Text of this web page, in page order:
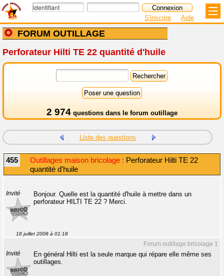
FORUM OUTILLAGE
S'inscrire Aide
Perforateur Hilti TE 22 quantité d'huile
2 974 questions dans le forum outillage
Liste des questions
455 Outillages maison bricolage : Perforateur Hilti TE 22
quantité d'huile
Invité
Bonjour. Quelle est la quantité d'huile à mettre dans un
perforateur HILTI TE 22 ? Merci.
18 juillet 2008 à 01:18
Forum outillage bricolage 1
Invité
En général Hilti est la seule marque qui répare elle même ses
outillages.